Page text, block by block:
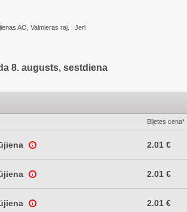
AO, Valmieras raj. : Jeri
8. augusts, sestdiena
Biļetes cena*
2.01 €
2.01 €
2.01 €